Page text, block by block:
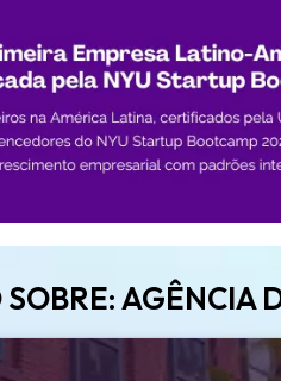
AGÊNCIA